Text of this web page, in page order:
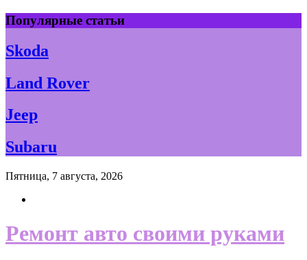
Skip
to
content
Популярные статьи
Skoda
Land Rover
Jeep
Subaru
Пятница, 7 августа, 2026
Ремонт авто своими руками